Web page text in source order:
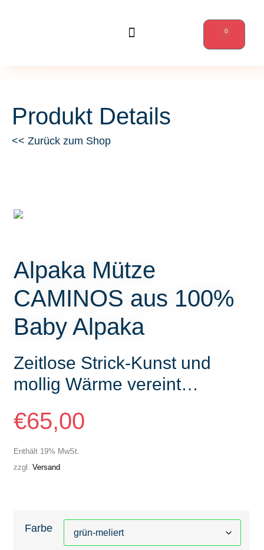
0
Produkt Details
<< Zurück zum Shop
Alpaka Mütze
CAMINOS aus 100%
Baby Alpaka
Zeitlose Strick-Kunst und
mollig Wärme vereint…
€65,00
Enthält 19% MwSt.
zzgl.Versand
Farbe